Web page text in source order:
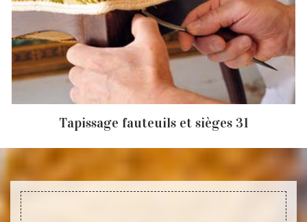
Tapissage fauteuils et sièges 31